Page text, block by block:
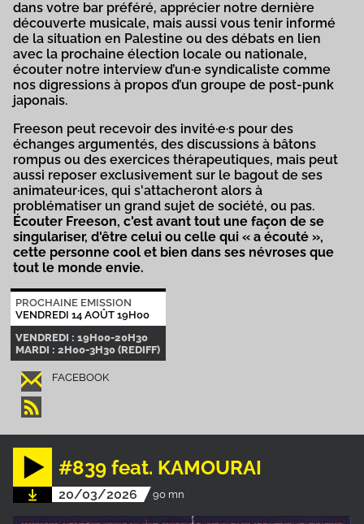
dans votre bar préféré, apprécier notre dernière
découverte musicale, mais aussi vous tenir informé
de la situation en Palestine ou des débats en lien
avec la prochaine élection locale ou nationale,
écouter notre interview d’un·e syndicaliste comme
nos digressions à propos d’un groupe de post-punk
japonais.
Freeson peut recevoir des invité·e·s pour des
échanges argumentés, des discussions à bâtons
rompus ou des exercices thérapeutiques, mais peut
aussi reposer exclusivement sur le bagout de ses
animateur·ices, qui s'attacheront alors à
problématiser un grand sujet de société, ou pas.
Écouter Freeson, c'est avant tout une façon de se
singulariser, d'être celui ou celle qui « a écouté »,
cette personne cool et bien dans ses névroses que
tout le monde envie.
PROCHAINE EMISSION
VENDREDI 14 AOÛT 19H00
VENDREDI : 19H00-20H30
MARDI : 2H00-3H30 (REDIFF)
FACEBOOK
#839 feat. KAMOURAI
20/03/2026 90 mn